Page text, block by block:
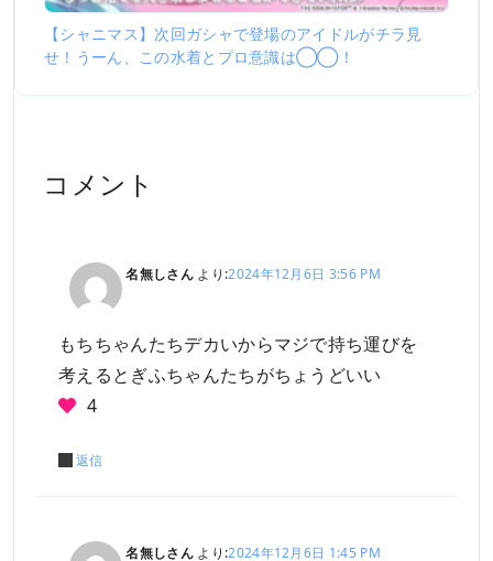
【シャニマス】次回ガシャで登場のアイドルがチラ見
せ！うーん、この水着とプロ意識は◯◯！
コメント
名無しさん より:2024年12月6日 3:56 PM
もちちゃんたちデカいからマジで持ち運びを
考えるとぎふちゃんたちがちょうどいい
4
返信
名無しさん より:2024年12月6日 1:45 PM